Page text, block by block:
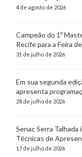
4 de agosto de 2026
Campeão do 1º
Recife para a Feira
31 de julho de 2026
Em sua segunda
apresenta
28 de julho de 2026
Senac Serra
Técnicas de
17 de julho de 2026